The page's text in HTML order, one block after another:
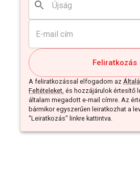
Feliratkozás
A feliratkozással elfogadom az
Feltételeket, és hozzájárulok értesítő
általam megadott e-mail címre. Az
bármikor egyszerűen leiratkozhat a
"Leiratkozás" linkre kattintva.